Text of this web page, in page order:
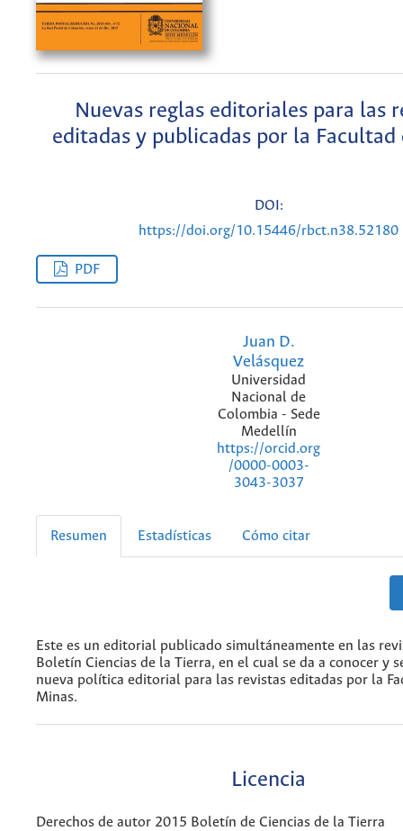
Nuevas reglas editoriales para las
editadas y publicadas por la Facultad
DOI:
https://doi.org/10.15446/rbct.n38.52180
PDF
Juan D.
Velásquez
Universidad
Nacional de
Colombia - Sede
Medellín
https://orcid.org
/0000-0003-
3043-3037
Resumen Estadísticas Cómo citar
Este es un editorial publicado simultáneamente en las
Boletín Ciencias de la Tierra, en el cual se da a conocer y
nueva política editorial para las revistas editadas por la
Minas.
Licencia
Derechos de autor 2015 Boletín de Ciencias de la Tierra